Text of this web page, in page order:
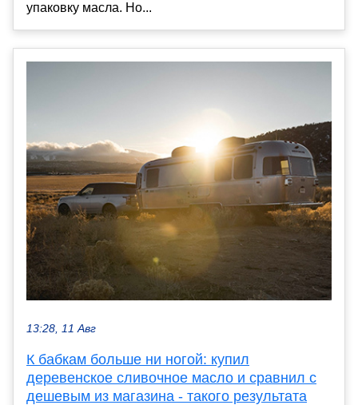
упаковку масла. Но...
13:28, 11 Авг
К бабкам больше ни ногой: купил
деревенское сливочное масло и сравнил с
дешевым из магазина - такого результата